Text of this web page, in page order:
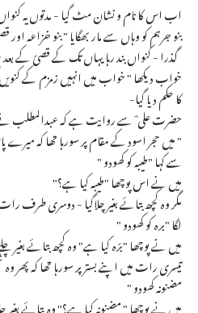
اب اس کا نام و نشان مٹ گیا - مدتوں یہ
بنو جرہم کو وہاں سے مار بھگایا " بنو خزاعہ
گذرا - کنواں بند رہا یہاں تک کے قصیّ کے بعد
خواب دیکھا " خواب میں انہیں زمزم کے
کا حکم دیا گیا-
حضرت علی ؓ سے روایت ہے کہ عبدالمطلب نے
" میں حجر اسود کے مقام پر سورہا تھا کہ
سے کہا "طیبہ کو کھودو "
میں نے اس پوچھا "طیبہ کیا ہے؟"
مگر وہ کچھ بتائے بغیر چلاگیا - دوسری طرف
لگا "برہ کو کھودو "
میں نے پوچھا "برّہ کیا ہے" وہ کچھ بتائے بغیر
تیسری رات میں اپنے بستر پر سورہا تھا کہ
مضنونہ کھودو "
میں نے پوچھا " مضنونہ کیا ہے؟" وہ بتائے بغیر